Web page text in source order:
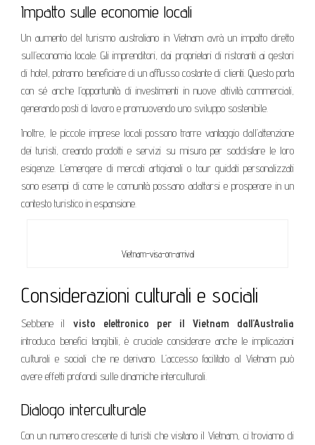
Impatto sulle economie locali
Un aumento del turismo australiano in Vietnam avrà un impatto diretto
sull’economia locale. Gli imprenditori, dai proprietari di ristoranti ai gestori
di hotel, potranno beneficiare di un afflusso costante di clienti. Questo porta
con sé anche l’opportunità di investimenti in nuove attività commerciali,
generando posti di lavoro e promuovendo uno sviluppo sostenibile.
Inoltre, le piccole imprese locali possono trarre vantaggio dall’attenzione
dei turisti, creando prodotti e servizi su misura per soddisfare le loro
esigenze. L’emergere di mercati artigianali o tour guidati personalizzati
sono esempi di come le comunità possano adattarsi e prosperare in un
contesto turistico in espansione.
Vietnam-visa-on-arrival
Considerazioni culturali e sociali
Sebbene il visto elettronico per il Vietnam dall’Australia
introduca benefici tangibili, è cruciale considerare anche le implicazioni
culturali e sociali che ne derivano. L’accesso facilitato al Vietnam può
avere effetti profondi sulle dinamiche interculturali.
Dialogo interculturale
Con un numero crescente di turisti che visitano il Vietnam, ci troviamo di